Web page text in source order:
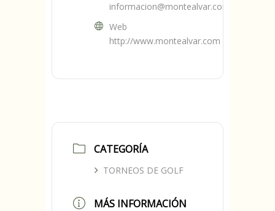
informacion@montealvar.com
Web
http://www.montealvar.com
CATEGORÍA
TORNEOS DE GOLF
MÁS INFORMACIÓN